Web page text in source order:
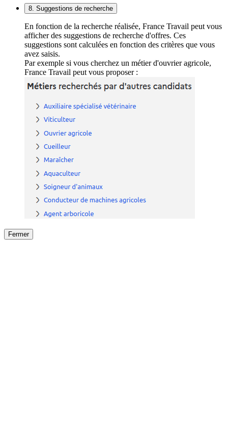
8. Suggestions de recherche
En fonction de la recherche réalisée, France Travail peut vous
afficher des suggestions de recherche d'offres. Ces
suggestions sont calculées en fonction des critères que vous
avez saisis.
Par exemple si vous cherchez un métier d'ouvrier agricole,
France Travail peut vous proposer :
Fermer